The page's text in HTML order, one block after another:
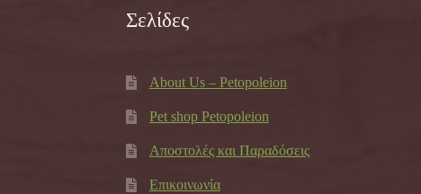
Σελίδες
About Us – Petopoleion
Pet shop Petopoleion
Αποστολές και Παραδόσεις
Επικοινωνία